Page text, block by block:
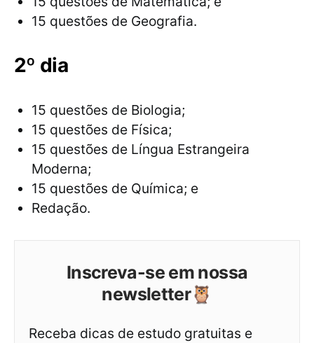
15 questões de Geografia.
2º dia
15 questões de Biologia;
15 questões de Física;
15 questões de Língua Estrangeira
Moderna;
15 questões de Química; e
Redação.
Inscreva-se em nossa
newsletter🦉
Receba dicas de estudo gratuitas e